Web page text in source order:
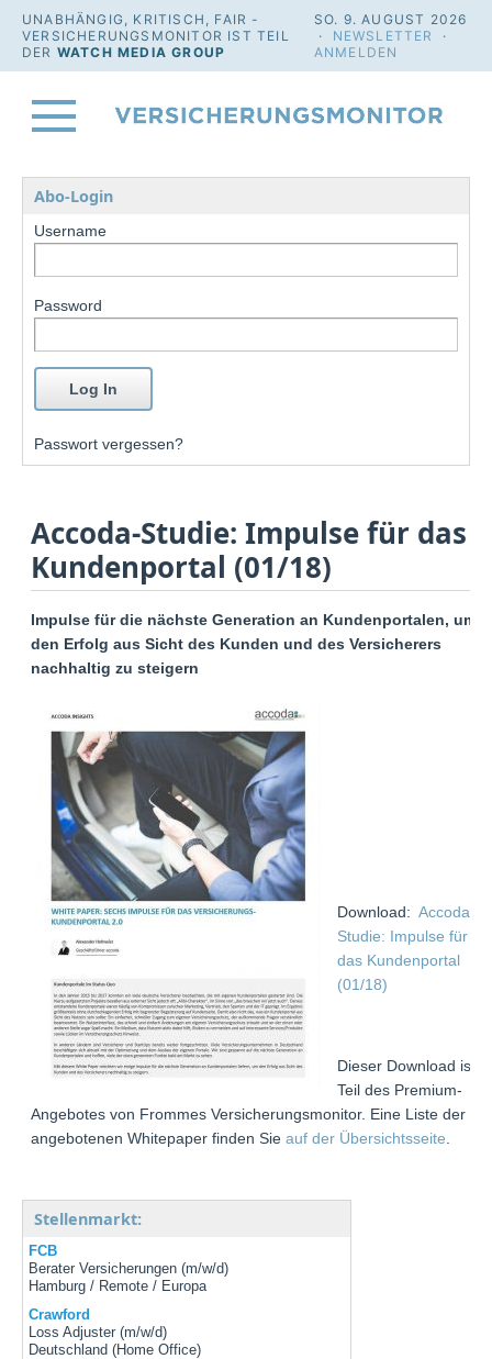
UNABHÄNGIG, KRITISCH, FAIR -
VERSICHERUNGSMONITOR IST TEIL
DER WATCH MEDIA GROUP
SO. 9. AUGUST 2026
· NEWSLETTER
·
ANMELDEN
Abo-Login
Username
Password
Passwort vergessen?
Accoda-Studie: Impulse für das
Kundenportal (01/18)
Impulse für die nächste Generation an Kundenportalen, um
den Erfolg aus Sicht des Kunden und des Versicherers
nachhaltig zu steigern
Download: Accoda-
Studie: Impulse für
das Kundenportal
(01/18)
Dieser Download ist
Teil des Premium-
Angebotes von Frommes Versicherungsmonitor. Eine Liste der
angebotenen Whitepaper finden Sieauf der Übersichtsseite
Stellenmarkt:
FCB
Berater Versicherungen (m/w/d)
Hamburg / Remote / Europa
Crawford
Loss Adjuster (m/w/d)
Deutschland (Home Office)